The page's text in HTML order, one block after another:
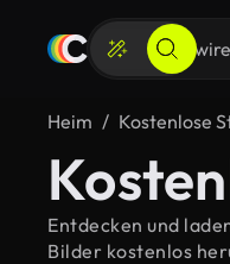
Heim Kostenlose
Entdecken und
Bilder kostenlos